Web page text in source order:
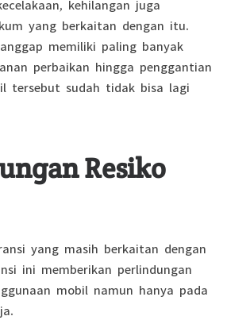
yang berkaitan dengan itu.
memiliki paling banyak
perbaikan hingga penggantian
tersebut sudah tidak bisa lagi
Resiko
yang masih berkaitan dengan
ini memberikan perlindungan
mobil namun hanya pada